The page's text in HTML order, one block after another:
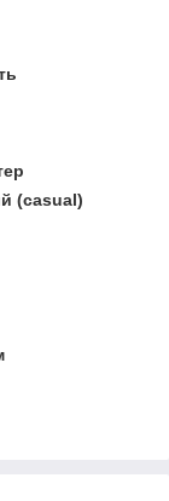
(casual)